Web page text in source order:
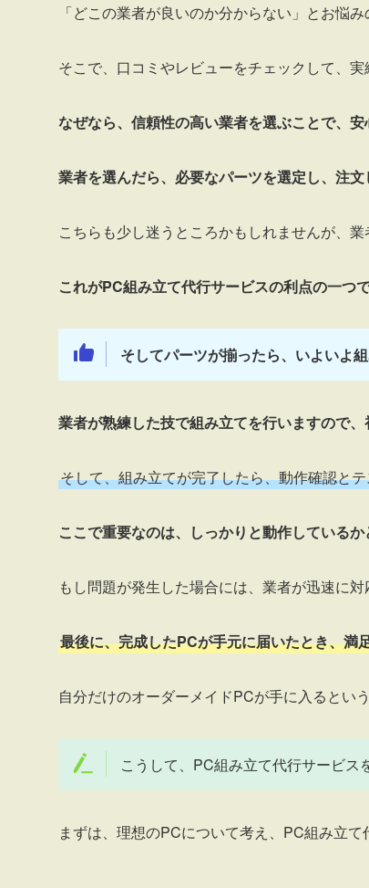
「どこの業者が良いのか分からない」とお悩
そこで、口コミやレビューをチェックして、
なぜなら、信頼性の高い業者を選ぶことで、安
業者を選んだら、必要なパーツを選定し、注文
こちらも少し迷うところかもしれませんが、
これがPC組み立て代行サービスの利点の一つで
そしてパーツが揃ったら、いよいよ
業者が熟練した技で組み立てを行いますので、
そして、組み立てが完了したら、動作確認と
ここで重要なのは、しっかりと動作しているか
もし問題が発生した場合には、業者が迅速に
最後に、完成したPCが手元に届いたとき、満
自分だけのオーダーメイドPCが手に入るとい
こうして、PC組み立て代行サービス
まずは、理想のPCについて考え、PC組み立て